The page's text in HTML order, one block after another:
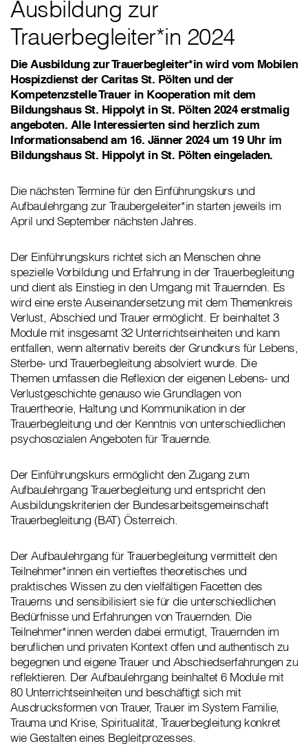
Ausbildung zur
Trauerbegleiter*in 2024
Die Ausbildung zur Trauerbegleiter*in wird vom Mobilen
Hospizdienst der Caritas St. Pölten und der
Kompetenzstelle Trauer in Kooperation mit dem
Bildungshaus St. Hippolyt in St. Pölten 2024 erstmalig
angeboten. Alle Interessierten sind herzlich zum
Informationsabend am 16. Jänner 2024 um 19 Uhr im
Bildungshaus St. Hippolyt in St. Pölten eingeladen.
Die nächsten Termine für den Einführungskurs und
Aufbaulehrgang zur Traubergeleiter*in starten jeweils im
April und September nächsten Jahres.
Der Einführungskurs richtet sich an Menschen ohne
spezielle Vorbildung und Erfahrung in der Trauerbegleitung
und dient als Einstieg in den Umgang mit Trauernden. Es
wird eine erste Auseinandersetzung mit dem Themenkreis
Verlust, Abschied und Trauer ermöglicht. Er beinhaltet 3
Module mit insgesamt 32 Unterrichtseinheiten und kann
entfallen, wenn alternativ bereits der Grundkurs für Lebens,
Sterbe- und Trauerbegleitung absolviert wurde. Die
Themen umfassen die Reflexion der eigenen Lebens- und
Verlustgeschichte genauso wie Grundlagen von
Trauertheorie, Haltung und Kommunikation in der
Trauerbegleitung und der Kenntnis von unterschiedlichen
psychosozialen Angeboten für Trauernde.
Der Einführungskurs ermöglicht den Zugang zum
Aufbaulehrgang Trauerbegleitung und entspricht den
Ausbildungskriterien der Bundesarbeitsgemeinschaft
Trauerbegleitung (BAT) Österreich.
Der Aufbaulehrgang für Trauerbegleitung vermittelt den
Teilnehmer*innen ein vertieftes theoretisches und
praktisches Wissen zu den vielfältigen Facetten des
Trauerns und sensibilisiert sie für die unterschiedlichen
Bedürfnisse und Erfahrungen von Trauernden. Die
Teilnehmer*innen werden dabei ermutigt, Trauernden im
beruflichen und privaten Kontext offen und authentisch zu
begegnen und eigene Trauer und Abschiedserfahrungen zu
reflektieren. Der Aufbaulehrgang beinhaltet 6 Module mit
80 Unterrichtseinheiten und beschäftigt sich mit
Ausdrucksformen von Trauer, Trauer im System Familie,
Trauma und Krise, Spiritualität, Trauerbegleitung konkret
wie Gestalten eines Begleitprozesses.